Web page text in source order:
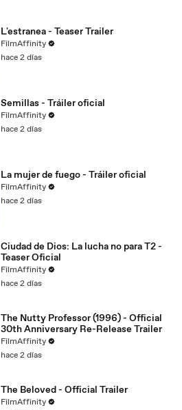
L'estranea - Teaser Trailer
FilmAffinity
hace 2 días
Semillas - Tráiler oficial
FilmAffinity
hace 2 días
La mujer de fuego - Tráiler oficial
FilmAffinity
hace 2 días
Ciudad de Dios: La lucha no para T2 -
Teaser Oficial
FilmAffinity
hace 2 días
The Nutty Professor (1996) - Official
30th Anniversary Re-Release Trailer
FilmAffinity
hace 2 días
The Beloved - Official Trailer
FilmAffinity